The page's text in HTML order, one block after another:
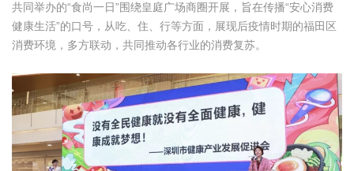
共同举办的“食尚一日”围绕皇庭广场商圈开展，旨在传播“安心消费
健康生活”的口号，从吃、住、行等方面，展现后疫情时期的福田区
消费环境，多方联动，共同推动各行业的消费复苏。